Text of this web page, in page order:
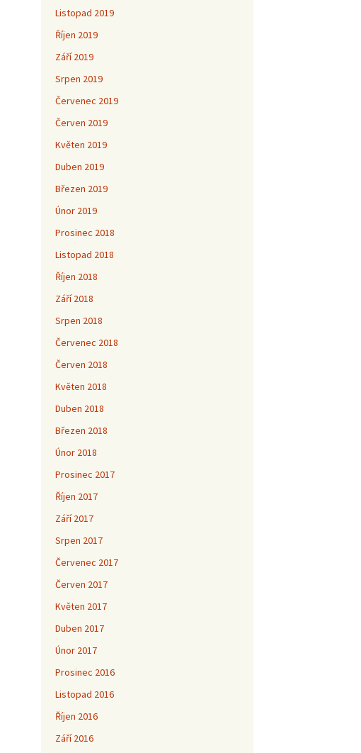
Listopad 2019
Říjen 2019
Září 2019
Srpen 2019
Červenec 2019
Červen 2019
Květen 2019
Duben 2019
Březen 2019
Únor 2019
Prosinec 2018
Listopad 2018
Říjen 2018
Září 2018
Srpen 2018
Červenec 2018
Červen 2018
Květen 2018
Duben 2018
Březen 2018
Únor 2018
Prosinec 2017
Říjen 2017
Září 2017
Srpen 2017
Červenec 2017
Červen 2017
Květen 2017
Duben 2017
Únor 2017
Prosinec 2016
Listopad 2016
Říjen 2016
Září 2016